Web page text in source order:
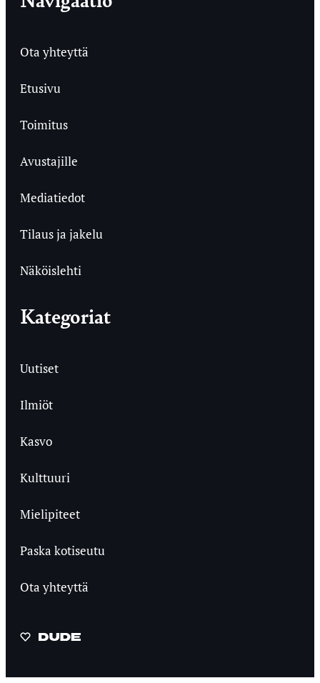
Ota yhteyttä
Etusivu
Toimitus
Avustajille
Mediatiedot
Tilaus ja jakelu
Näköislehti
Kategoriat
Uutiset
Ilmiöt
Kasvo
Kulttuuri
Mielipiteet
Paska kotiseutu
Ota yhteyttä